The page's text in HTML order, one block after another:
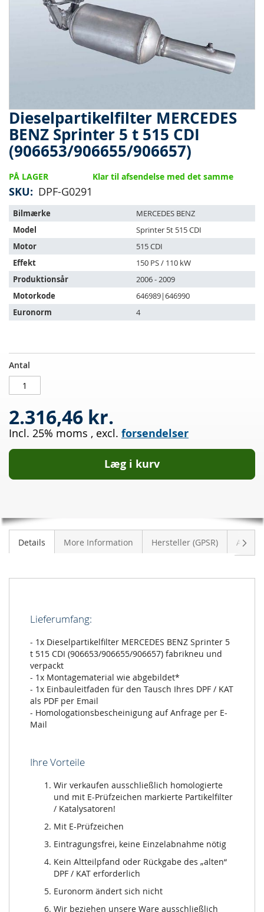
Dieselpartikelfilter MERCEDES
BENZ Sprinter 5 t 515 CDI
(906653/906655/906657)
PÅ LAGER
SKU DPF-G0291
Klar til afsendelse med det samme
Varen
passer
til
følgende
køretøjer:
Bilmærke
MERCEDES BENZ
Model
Sprinter 5t 515 CDI
Motor
515 CDI
Effekt
150 PS / 110 kW
Produktionsår
2006 - 2009
Motorkode
646989|646990
Euronorm
4
Dieselpartikelfilter
MERCEDES
BENZ
5
t
515
CDI
(906653/906655/906657)
PÅ
LAGER
Antal
2.316,46 kr.
Incl. 25% moms , excl. forsendelser
Læg i kurv
Gå
til
starten
af
billedgalleriet
Details More Information Hersteller (GPSR)
Lieferumfang:
- 1x Dieselpartikelfilter MERCEDES BENZ Sprinter 5
t 515 CDI (906653/906655/906657) fabrikneu und
verpackt
- 1x Montagematerial wie abgebildet*
- 1x Einbauleitfaden für den Tausch Ihres DPF / KAT
als PDF per Email
- Homologationsbescheinigung auf Anfrage per E-
Mail
Ihre Vorteile
Wir verkaufen ausschließlich homologierte
und mit E-Prüfzeichen markierte Partikelfilter
/ Katalysatoren!
Mit E-Prüfzeichen
Eintragungsfrei, keine Einzelabnahme nötig
Kein Altteilpfand oder Rückgabe des „alten“
DPF / KAT erforderlich
Euronorm ändert sich nicht
Wir beziehen unsere Ware ausschließlich